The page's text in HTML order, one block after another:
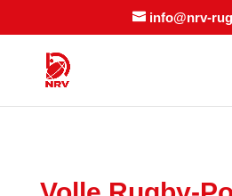
info@nrv-